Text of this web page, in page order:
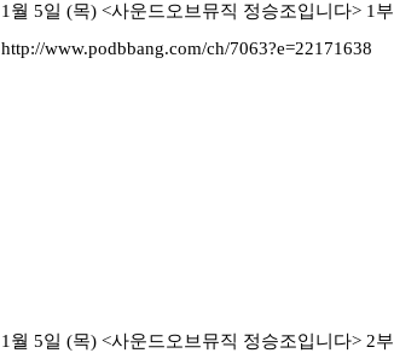
1월 5일 (목) <사운드오브뮤직 정승조입니다> 1부
http://www.podbbang.com/ch/7063?e=22171638
1월 5일 (목) <사운드오브뮤직 정승조입니다> 2부